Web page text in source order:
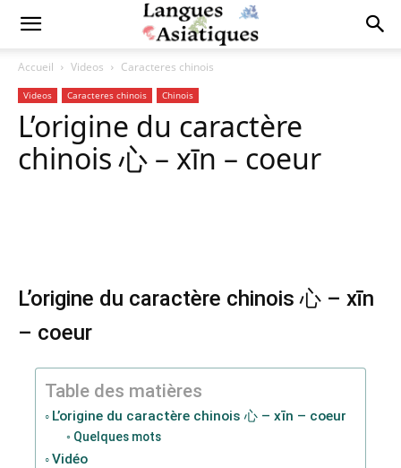
Accueil Videos Caracteres chinois
Videos Caracteres chinois Chinois
L’origine du caractère
chinois 心 – xīn – coeur
L’origine du caractère chinois 心 – xīn
– coeur
Table des matières
L’origine du caractère chinois 心 – xīn – coeur
Quelques mots
Vidéo